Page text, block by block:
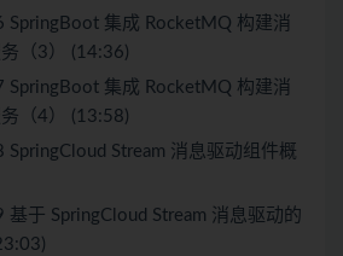
SpringBoot 集成 RocketMQ 构建消
（3） (14:36)
SpringBoot 集成 RocketMQ 构建消
（4） (13:58)
SpringCloud Stream 消息驱动组件概
基于 SpringCloud Stream 消息驱动的